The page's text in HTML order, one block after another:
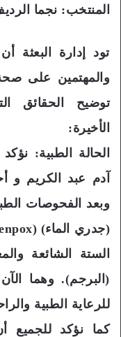
المنتخب: نجما
تود إدارة البعثة
والمهتمين على
توضيح الحقائق
الأخيرة:
الحالة الطبية:
آدم عبد الكريم و
وبعد الفحوصات
الستة الشائعة
(البرجم). وهما
للرعاية الطبية
كما نؤكد للجميع